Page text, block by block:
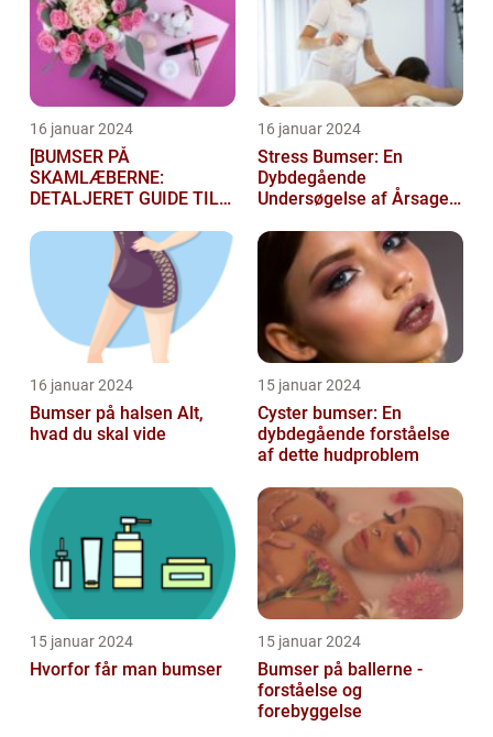
16 januar 2024
[BUMSER PÅ
SKAMLÆBERNE:
DETALJERET GUIDE TIL
BEHANDLING]
16 januar 2024
Stress Bumser: En
Dybdegående
Undersøgelse af Årsager,
Forebyggelse
16 januar 2024
Bumser på halsen Alt,
hvad du skal vide
15 januar 2024
Cyster bumser: En
dybdegående forståelse
af dette hudproblem
15 januar 2024
Hvorfor får man bumser
15 januar 2024
Bumser på ballerne -
forståelse og
forebyggelse